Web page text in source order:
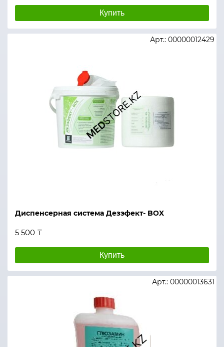
Купить
Диспенсерная система Дезэфект- BOX
Арт.: 00000012429
5 500 ₸
Купить
Арт.: 00000013631